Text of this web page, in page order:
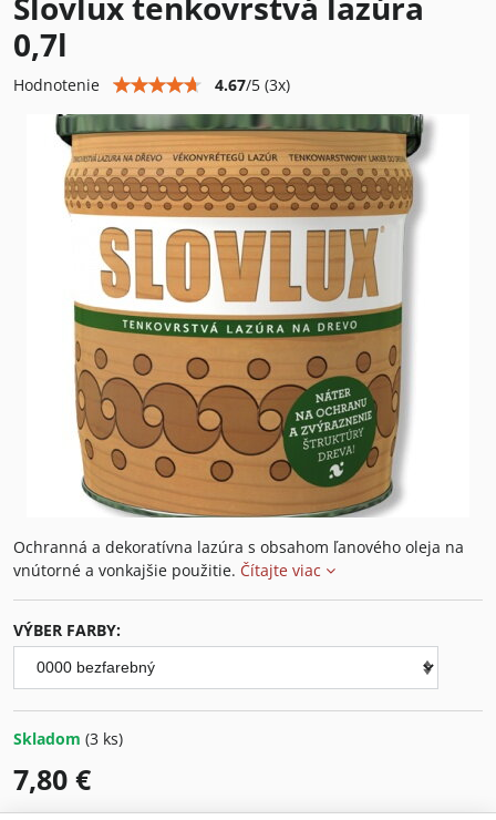
0,7l
Hodnotenie 4.67/5 (3x)
Ochranná a dekoratívna lazúra s obsahom ľanového oleja na
vnútorné a vonkajšie použitie. Čítajte viac
VÝBER FARBY:
Skladom (3 ks)
7,80 €